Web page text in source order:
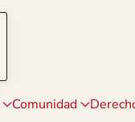
Comunidad